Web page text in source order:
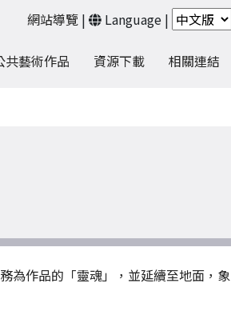
網站導覽 | Language |
共藝術作品 資源下載 相關連結
為作品的「靈魂」，並延續至地面，象